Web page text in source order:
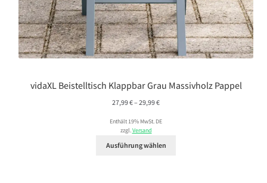
vidaXL Beistelltisch Klappbar Grau Massivholz Pappel
27,99€– 29,99€Preisspanne:
bis
Enthält 19% MwSt. DE
zzgl.Versand
Ausführung wählen